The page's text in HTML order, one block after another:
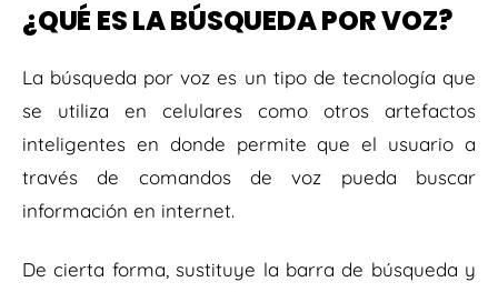
¿QUÉ ES LA BÚSQUEDA POR VOZ?
La búsqueda por voz es un tipo de tecnología que
se utiliza en celulares como otros artefactos
inteligentes en donde permite que el usuario a
través de comandos de voz pueda buscar
información en internet.
De cierta forma, sustituye la barra de búsqueda y